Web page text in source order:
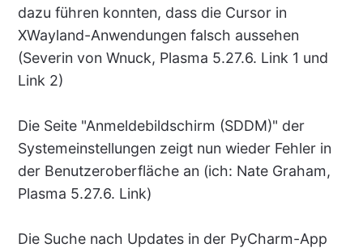
dazu führen konnten, dass die Cursor in
XWayland-Anwendungen falsch aussehen
(Severin von Wnuck, Plasma 5.27.6. Link 1 und
Link 2)
Die Seite "Anmeldebildschirm (SDDM)" der
Systemeinstellungen zeigt nun wieder Fehler in
der Benutzeroberfläche an (ich: Nate Graham,
Plasma 5.27.6. Link)
Die Suche nach Updates in der PyCharm-App